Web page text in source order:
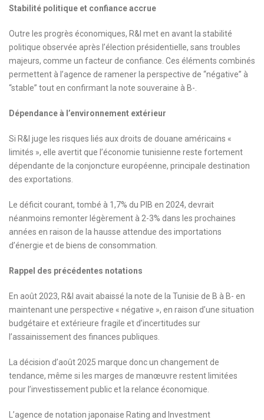
Stabilité politique et confiance accrue
Outre les progrès économiques, R&I met en avant la stabilité
politique observée après l’élection présidentielle, sans troubles
majeurs, comme un facteur de confiance. Ces éléments combinés
permettent à l’agence de ramener la perspective de “négative” à
“stable” tout en confirmant la note souveraine à B-.
Dépendance à l’environnement extérieur
Si R&I juge les risques liés aux droits de douane américains «
limités », elle avertit que l’économie tunisienne reste fortement
dépendante de la conjoncture européenne, principale destination
des exportations.
Le déficit courant, tombé à 1,7% du PIB en 2024, devrait
néanmoins remonter légèrement à 2-3% dans les prochaines
années en raison de la hausse attendue des importations
d’énergie et de biens de consommation.
Rappel des précédentes notations
En août 2023, R&I avait abaissé la note de la Tunisie de B à B- en
maintenant une perspective « négative », en raison d’une situation
budgétaire et extérieure fragile et d’incertitudes sur
l’assainissement des finances publiques.
La décision d’août 2025 marque donc un changement de
tendance, même si les marges de manœuvre restent limitées
pour l’investissement public et la relance économique.
L’agence de notation japonaise Rating and Investment